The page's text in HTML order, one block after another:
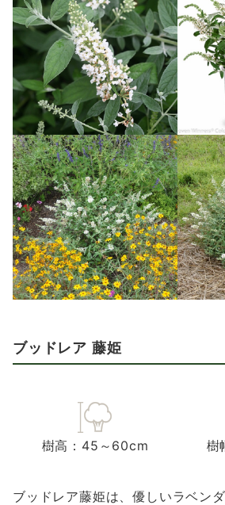
ブッドレア 藤姫
樹高：45～60cm 樹
ブッドレア藤姫は、優しいラベン